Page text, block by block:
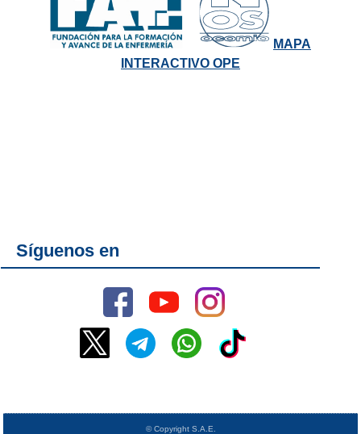
MAPA
INTERACTIVO OPE
Síguenos en
© Copyright S.A.E.